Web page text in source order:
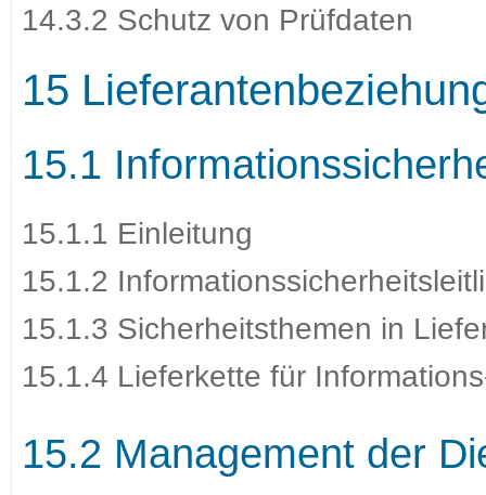
14.3.2 Schutz von Prüfdaten
15
15.1
15.1.1 Einleitung
15.1.2
15.1.3 Sicherheitsthemen in
15.1.4 Lieferkette für
15.2 Management der